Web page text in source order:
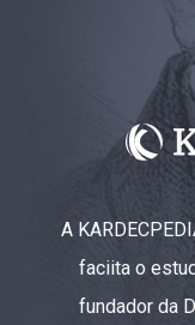
A
faciita o
fundador da